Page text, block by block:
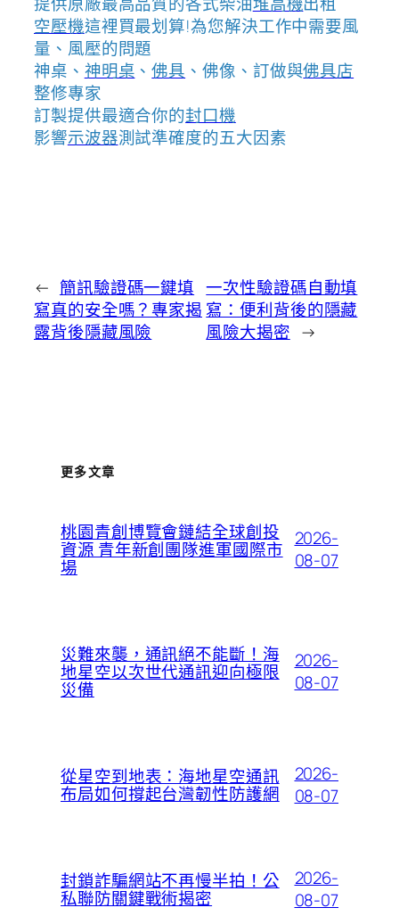
空壓機這裡買最划算!為您解決工作中需要風
量、風壓的問題
神桌、 神明桌 、佛具 、佛像、訂做與佛具店
整修專家
訂製提供最適合你的封口機
影響示波器測試準確度的五大因素
← 簡訊驗證碼一鍵填
寫真的安全嗎？專家揭
露背後隱藏風險
一次性驗證碼自動填
寫：便利背後的隱藏
風險大揭密 →
更多文章
桃園青創博覽會鏈結全球創投
資源 青年新創團隊進軍國際市
場
2026-
08-07
災難來襲，通訊絕不能斷！海
地星空以次世代通訊迎向極限
災備
2026-
08-07
從星空到地表：海地星空通訊
布局如何撐起台灣韌性防護網
2026-
08-07
封鎖詐騙網站不再慢半拍！公
私聯防關鍵戰術揭密
2026-
08-07